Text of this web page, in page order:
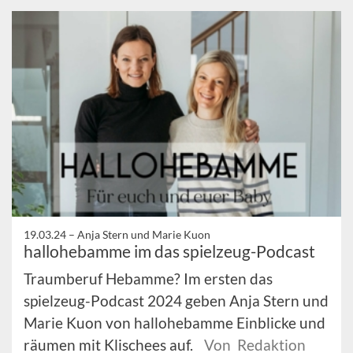
19.03.24 – Anja Stern und Marie Kuon
hallohebamme im das spielzeug-Podcast
Traumberuf Hebamme? Im ersten das
spielzeug-Podcast 2024 geben Anja Stern und
Marie Kuon von hallohebamme Einblicke und
räumen mit Klischees auf.
Von Redaktion